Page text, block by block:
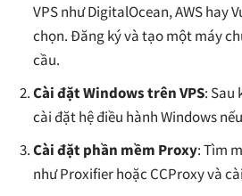
VPS như DigitalOcean, AWS hay
chọn. Đăng ký và tạo một máy
cầu.
Cài đặt Windows trên VPS: Sau
cài đặt hệ điều hành Windows
Cài đặt phần mềm Proxy: Tìm
như Proxifier hoặc CCProxy và